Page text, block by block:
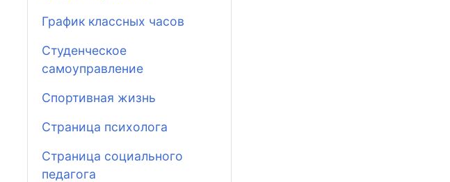
График классных часов
Студенческое
самоуправление
Спортивная жизнь
Страница психолога
Страница социального
педагога